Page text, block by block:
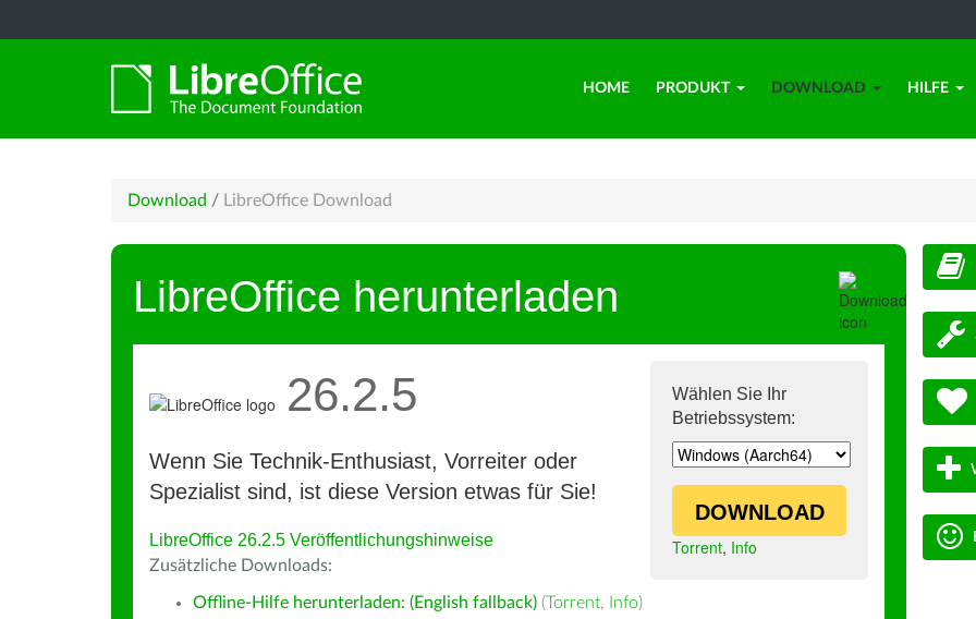
HOME PRODUKT DOWNLOAD HILFE
Download / LibreOffice Download
LibreOffice herunterladen
Wählen Sie Ihr
Betriebssystem:
DOWNLOAD
Torrent, Info
26.2.5
Wenn Sie Technik-Enthusiast, Vorreiter oder
Spezialist sind, ist diese Version etwas für Sie!
LibreOffice 26.2.5 Veröffentlichungshinweise
Zusätzliche Downloads:
Offline-Hilfe herunterladen: (English fallback) (Torrent, Info)